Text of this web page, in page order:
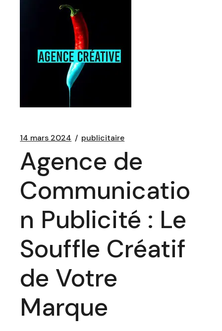
14 mars 2024 publicitaire
Agence de
Communicatio
n Publicité : Le
Souffle Créatif
de Votre
Marque